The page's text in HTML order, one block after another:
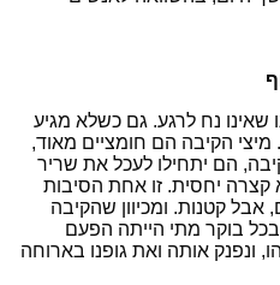
שאינו נח לרגע. גם כשלא מגיע
מיצי הקיבה הם חומציים מאוד,
הם יתחילו לעכל את שריר
קצרה יחסית. זו אחת הסיבות
קטנות. ומכיוון שהקיבה
בוקר מתי הייתה הפעם
ונפנק אותה ואת גופנו בארוחה